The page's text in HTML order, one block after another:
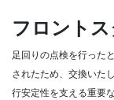
フロント
足回りの点検を行った
されたため、交換いた
行安定性を支える重要